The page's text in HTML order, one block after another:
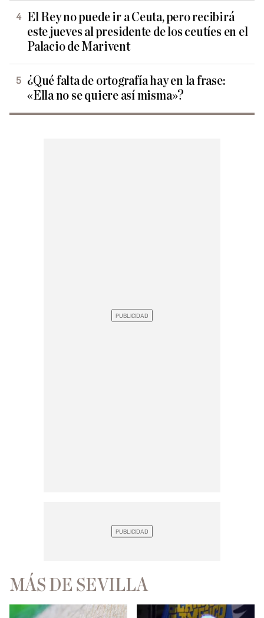
El Rey no puede ir a Ceuta, pero recibirá
este jueves al presidente de los ceutíes en el
Palacio de Marivent
¿Qué falta de ortografía hay en la frase:
«Ella no se quiere así misma»?
MÁS DE SEVILLA